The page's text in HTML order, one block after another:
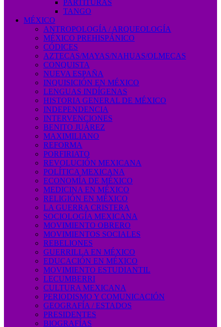
PARTITURAS
TANGO
MÉXICO
ANTROPOLOGÍA / ARQUEOLOGÍA
MÉXICO PREHISPÁNICO
CÓDICES
AZTECAS/MAYAS/NAHUAS/OLMECAS
CONQUISTA
NUEVA ESPAÑA
INQUISICIÓN EN MÉXICO
LENGUAS INDÍGENAS
HISTORIA GENERAL DE MÉXICO
INDEPENDENCIA
INTERVENCIONES
BENITO JUÁREZ
MAXIMILIANO
REFORMA
PORFIRIATO
REVOLUCIÓN MEXICANA
POLÍTICA MEXICANA
ECONOMÍA DE MÉXICO
MEDICINA EN MÉXICO
RELIGIÓN EN MÉXICO
LA GUERRA CRISTERA
SOCIOLOGÍA MEXICANA
MOVIMIENTO OBRERO
MOVIMIENTOS SOCIALES
REBELIONES
GUERRILLA EN MÉXICO
EDUCACIÓN EN MÉXICO
MOVIMIENTO ESTUDIANTIL
LECUMBERRI
CULTURA MEXICANA
PERIODISMO Y COMUNICACIÓN
GEOGRAFÍA / ESTADOS
PRESIDENTES
BIOGRAFÍAS